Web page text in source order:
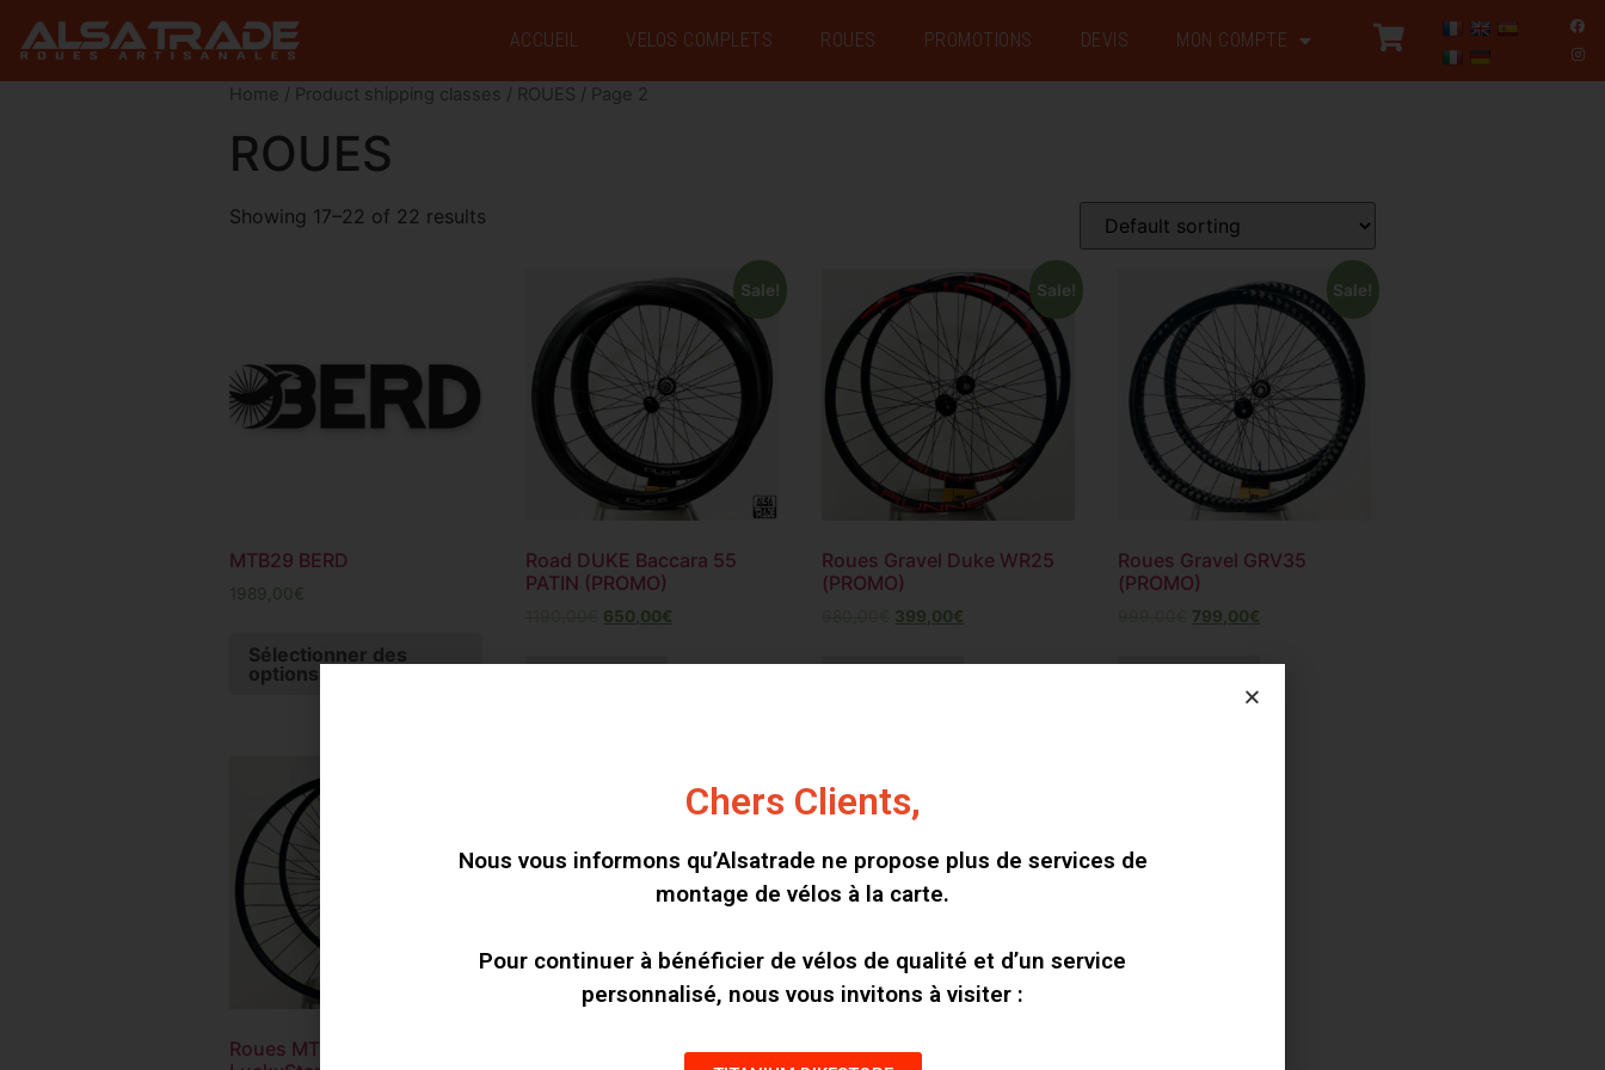
ACCUEIL VELOS COMPLETS ROUES PROMOTIONS DEVIS MON COMPTE
Home / Product shipping classes / ROUES / Page 2
ROUES
Showing 17–22 of 22 results
MTB29 BERD
1989,00 €
Sélectionner des
options
Sale!
Road DUKE Baccara 55
PATIN (PROMO)
650,00€
Sale!
Roues Gravel Duke WR25
(PROMO)
399,00€
Sale!
Roues Gravel GRV35
(PROMO)
799,00€
Roues MTB29 DUKE
Chers Clients,
Nous vous informons qu’Alsatrade ne propose plus de services de
montage de vélos à la carte.
Pour continuer à bénéficier de vélos de qualité et d’un service
personnalisé, nous vous invitons à visiter :